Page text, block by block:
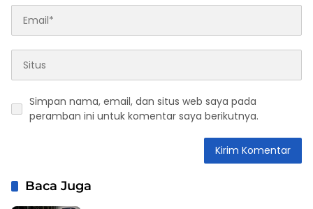
Simpan nama, email, dan situs web saya pada
peramban ini untuk komentar saya berikutnya.
Baca Juga